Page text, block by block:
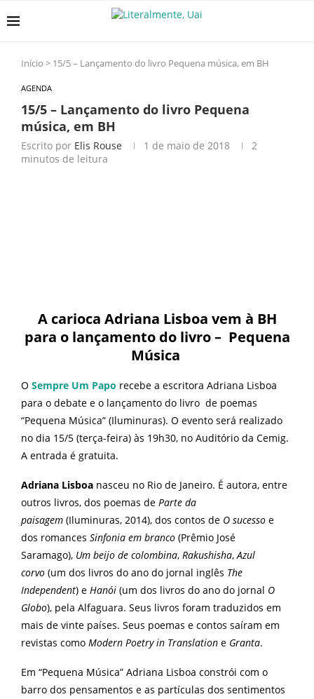
Início > 15/5 – Lançamento do livro Pequena música, em BH
AGENDA
15/5 – Lançamento do livro Pequena
música, em BH
Escrito por Elis Rouse 1 de maio de 2018
2
minutos de leitura
A carioca Adriana Lisboa vem à BH
para o lançamento do livro – Pequena
Música
O Sempre Um Papo recebe a escritora Adriana Lisboa
para o debate e o lançamento do livro de poemas
“Pequena Música” (Iluminuras). O evento será realizado
no dia 15/5 (terça-feira) às 19h30, no Auditório da Cemig.
A entrada é gratuita.
Adriana Lisboa nasceu no Rio de Janeiro. É autora, entre
outros livros, dos poemas de Parte da
paisagem (Iluminuras, 2014), dos contos de O sucesso e
dos romances Sinfonia em branco (Prêmio José
Saramago), Um beijo de colombina, Rakushisha, Azul
corvo (um dos livros do ano do jornal inglês The
Independent) e Hanói (um dos livros do ano do jornal O
Globo), pela Alfaguara. Seus livros foram traduzidos em
mais de vinte países. Seus poemas e contos saíram em
revistas como Modern Poetry in Translation e Granta.
Em “Pequena Música” Adriana Lisboa constrói com o
barro dos pensamentos e as partículas dos sentimentos